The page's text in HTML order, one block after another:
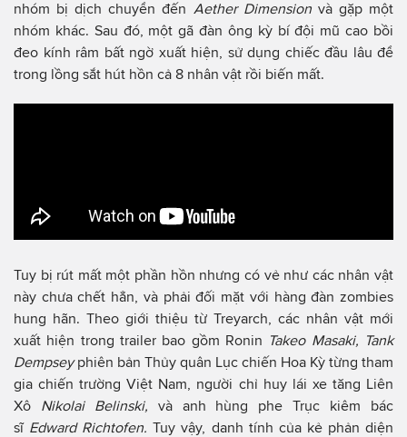
nhóm bị dịch chuyển đến Aether Dimensionvà gặp một
nhóm khác. Sau đó, một gã đàn ông kỳ bí đội mũ cao bồi
đeo kính râm bất ngờ xuất hiện, sử dụng chiếc đầu lâu để
trong lồng sắt hút hồn cả 8 nhân vật rồi biến mất.
Tuy bị rút mất một phần hồn nhưng có vẻ như các nhân vật
này chưa chết hẳn, và phải đối mặt với hàng đàn zombies
hung hãn. Theo giới thiệu từ Treyarch, các nhân vật mới
xuất hiện trong trailer bao gồm Ronin Takeo Masaki, Tank
Dempseyphiên bản Thủy quân Lục chiến Hoa Kỳ từng tham
gia chiến trường Việt Nam, người chỉ huy lái xe tăng Liên
Xô Nikolai Belinski, và anh hùng phe Trục kiêm bác
sĩ Edward Richtofen.Tuy vậy, danh tính của kẻ phản diện